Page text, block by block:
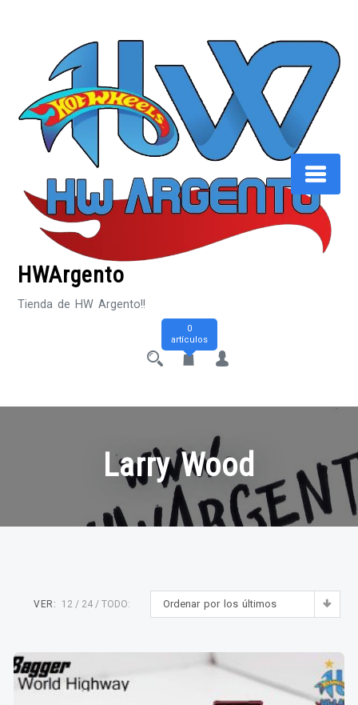
HWArgento
Tienda de HW Argento!!
0
artículos
Larry Wood
Ordenar por los últimos
VER: 12 24 TODO: